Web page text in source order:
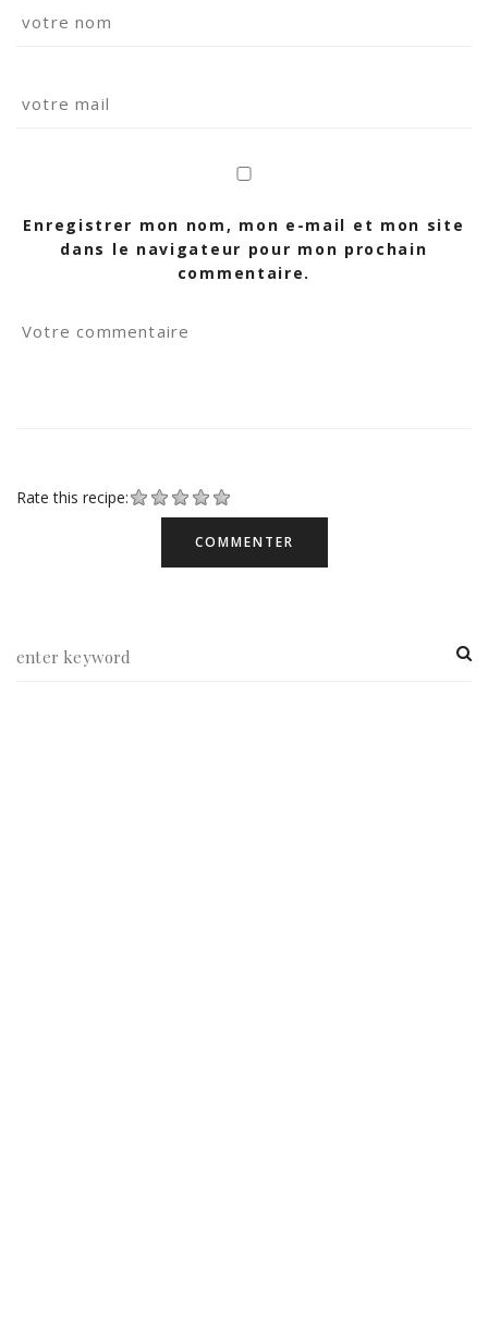
Enregistrer mon nom, mon e-mail et mon site
dans le navigateur pour mon prochain
commentaire.
Rate this recipe: